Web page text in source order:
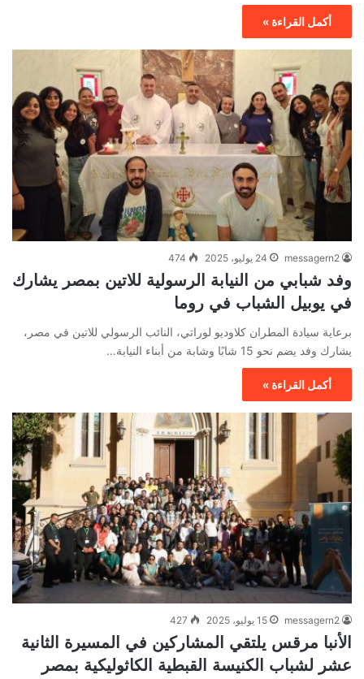
أكمل القراءة »
messagern2 24 يوليو، 2025 474
وفد شبابي من النيابة الرسولية للاتين بمصر يشارك
في يوبيل الشباب في روما
برعاية سيادة المطران كلاوديو لوراتي، النائب الرسولي للاتين في مصر،
يشارك وفد يضم نحو 15 شابًا وشابة من أبناء النيابة…
أكمل القراءة »
messagern2 15 يوليو، 2025 427
الأنبا مرقس يلتقي المشاركين في المسيرة الثانية
عشر لشباب الكنيسة القبطية الكاثوليكية بمصر